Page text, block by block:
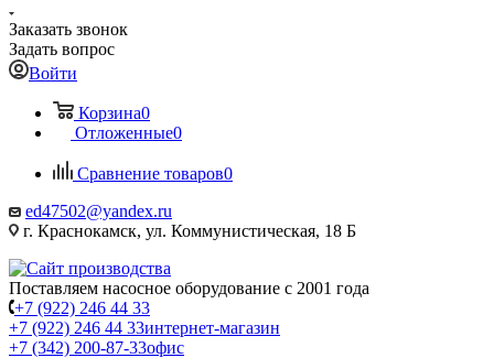
Заказать звонок
Задать вопрос
Войти
Корзина0
Отложенные0
Сравнение товаров0
ed47502@yandex.ru
г. Краснокамск, ул. Коммунистическая, 18 Б
Поставляем насосное оборудование с 2001 года
+7 (922) 246 44 33
+7 (922) 246 44 33интернет-магазин
+7 (342) 200-87-33офис